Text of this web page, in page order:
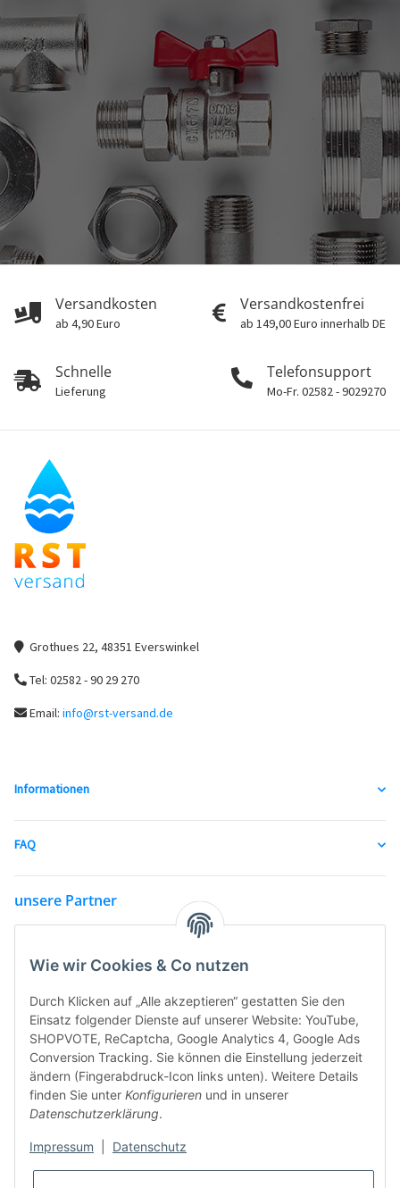
Wie wir Cookies & Co nutzen
Durch Klicken auf „Alle akzeptieren“ gestatten Sie den
Einsatz folgender Dienste auf unserer Website: YouTube,
SHOPVOTE, ReCaptcha, Google Analytics 4, Google Ads
Conversion Tracking. Sie können die Einstellung jederzeit
ändern (Fingerabdruck-Icon links unten). Weitere Details
finden Sie unter Konfigurieren und in unserer
Datenschutzerklärung.
Impressum Datenschutz
Versandkosten
ab 4,90 Euro
Versandkostenfrei
ab 149,00 Euro innerhalb DE
Schnelle
Lieferung
Telefonsupport
Mo-Fr. 02582 - 9029270
Grothues 22, 48351 Everswinkel
Tel: 02582 - 90 29 270
Email: info@rst-versand.de
Informationen
FAQ
unsere Partner